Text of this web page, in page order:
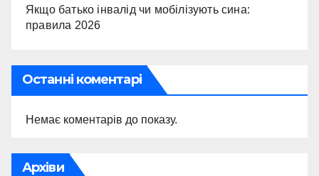
Якщо батько інвалід чи мобілізують сина:
правила 2026
Останні коментарі
Немає коментарів до показу.
Архіви